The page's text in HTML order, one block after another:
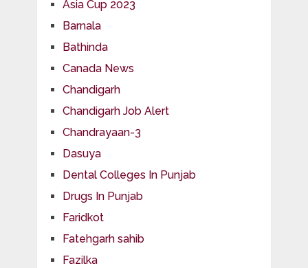
Asia Cup 2023
Barnala
Bathinda
Canada News
Chandigarh
Chandigarh Job Alert
Chandrayaan-3
Dasuya
Dental Colleges In Punjab
Drugs In Punjab
Faridkot
Fatehgarh sahib
Fazilka